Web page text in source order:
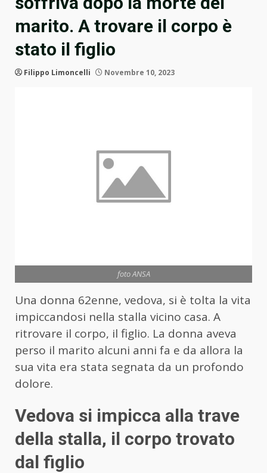
marito. A trovare il corpo è
stato il figlio
Filippo Limoncelli Novembre 10, 2023
foto ANSA
Una donna 62enne, vedova, si è tolta la vita
impiccandosi nella stalla vicino casa. A
ritrovare il corpo, il figlio. La donna aveva
perso il marito alcuni anni fa e da allora la
sua vita era stata segnata da un profondo
dolore.
Vedova si impicca alla trave
della stalla, il corpo trovato
dal figlio